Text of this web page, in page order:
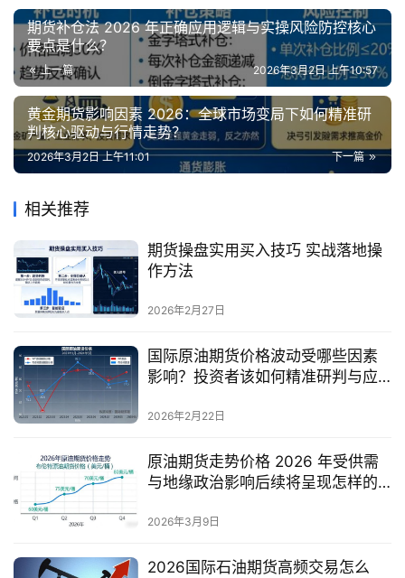
期货补仓法 2026 年正确应用逻辑与实操风险防控核心
要点是什么？
上一篇 2026年3月2日 上午10:57
黄金期货影响因素 2026：全球市场变局下如何精准研
判核心驱动与行情走势？
下一篇
2026年3月2日 上午11:01
相关推荐
期货操盘实用买入技巧 实战落地操
作方法
2026年2月27日
国际原油期货价格波动受哪些因素
影响？投资者该如何精准研判与应
2026年2月22日
原油期货走势价格 2026 年受供需
与地缘政治影响后续将呈现怎样的
2026年3月9日
2026国际石油期货高频交易怎么